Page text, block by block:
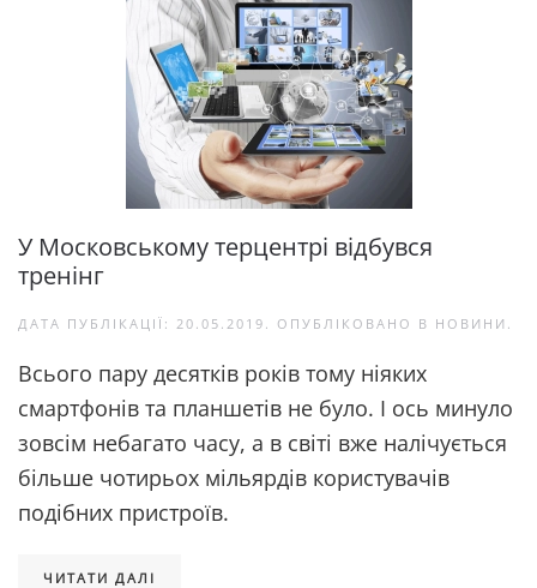
У Московському терцентрі відбувся
тренінг
ДАТА ПУБЛІКАЦІЇ: 20.05.2019 . ОПУБЛІКОВАНО В НОВИНИ .
Всього пару десятків років тому ніяких
смартфонів та планшетів не було. І ось минуло
зовсім небагато часу, а в світі вже налічується
більше чотирьох мільярдів користувачів
подібних пристроїв.
ЧИТАТИ ДАЛІ